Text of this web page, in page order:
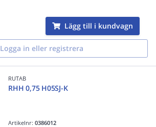
Lägg till i kundvagn
Logga in eller registrera
RUTAB
RHH 0,75 H05SJ-K
Artikelnr:0386012